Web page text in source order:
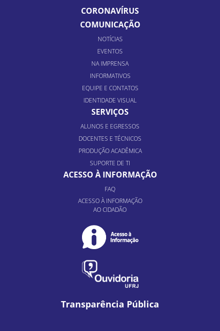
CORONAVÍRUS
COMUNICAÇÃO
NOTÍCIAS
EVENTOS
NA IMPRENSA
INFORMATIVOS
EQUIPE E CONTATOS
IDENTIDADE VISUAL
SERVIÇOS
ALUNOS E EGRESSOS
DOCENTES E TÉCNICOS
PRODUÇÃO ACADÊMICA
SUPORTE DE TI
ACESSO À INFORMAÇÃO
FAQ
ACESSO À INFORMAÇÃO
AO CIDADÃO
Transparência Pública